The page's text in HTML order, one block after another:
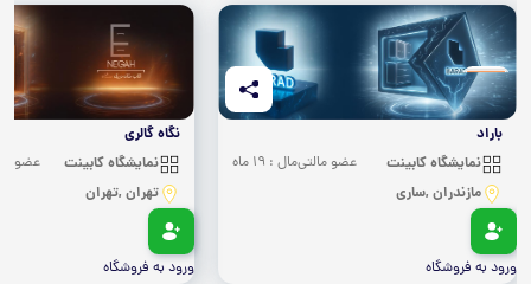
باراد
نمایشگاه کابینت
مازندران ,ساری
عضو مالتی‌مال : 19 ماه
ورود به فروشگاه
نگاه گالری
نمایشگاه کابینت
تهران ,تهران
عضو
ورود به فروشگاه